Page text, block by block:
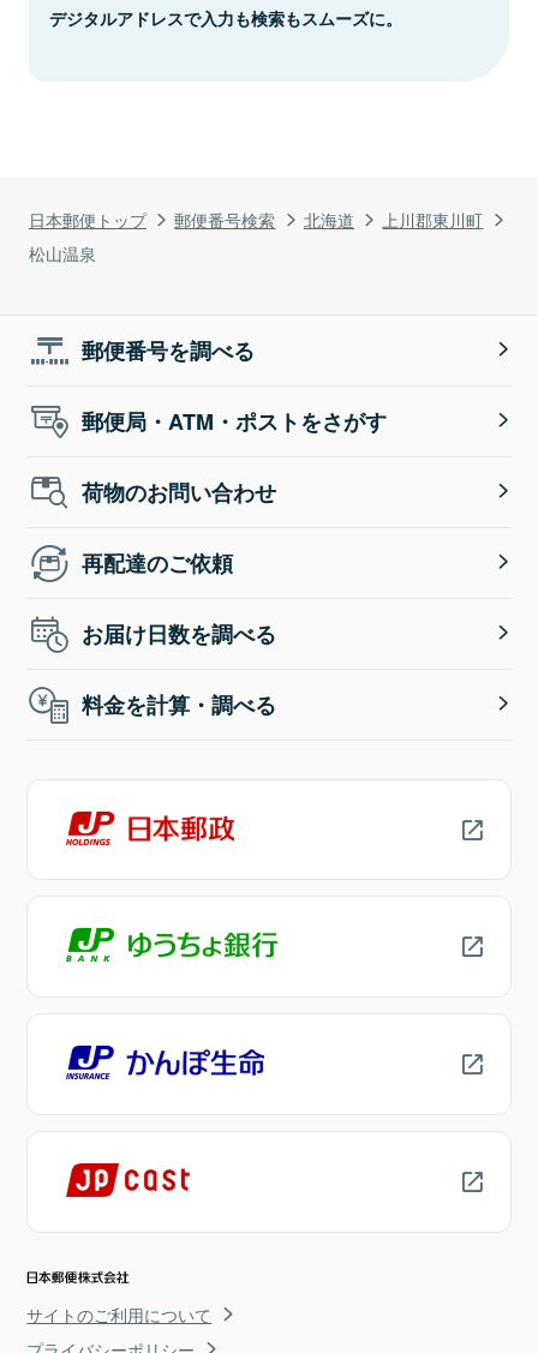
日本郵便トップ 郵便番号検索 北海道
上川郡東川町
松山温泉
デジタルアドレスで入力も検索もスムーズに。
郵便番号を調べる
郵便局・ATM・ポストをさがす
荷物のお問い合わせ
再配達のご依頼
お届け日数を調べる
料金を計算・調べる
サイトのご利用について